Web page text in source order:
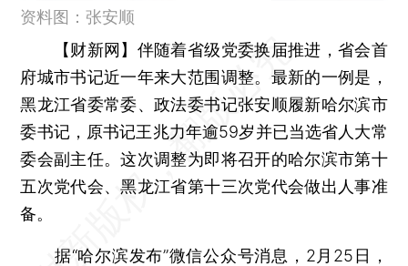
资料图：张安顺
【财新网】 伴随着省级党委换届推进，省会首
府城市书记近一年来大范围调整。最新的一例是，
黑龙江省委常委、政法委书记张安顺履新哈尔滨市
委书记，原书记王兆力年逾59岁并已当选省人大常
委会副主任。这次调整为即将召开的哈尔滨市第十
五次党代会、黑龙江省第十三次党代会做出人事准
备。
据“哈尔滨发布”微信公众号消息，2月25日，